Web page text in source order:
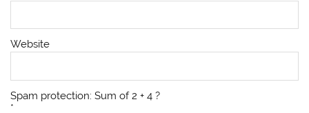
Website
Spam protection: Sum of 2 + 4 ?
*